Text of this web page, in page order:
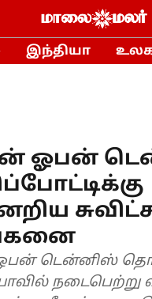
இந்தியா
ஓபன்
டென்னிஸ்
நடைபெற்று